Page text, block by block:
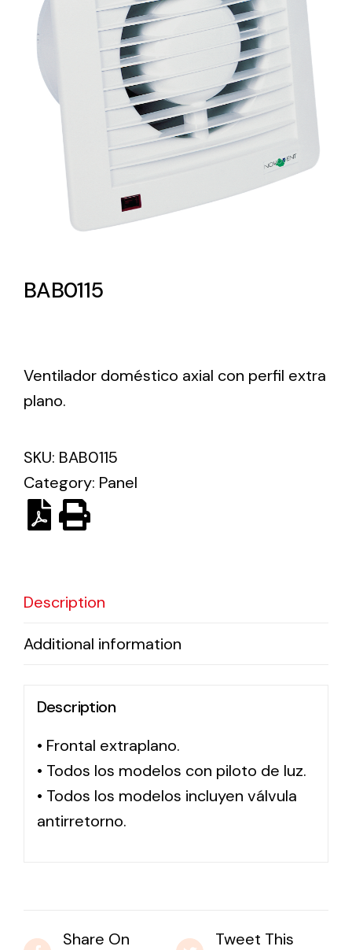
Lighting and Electrical
Equipment
Complete solutions in lighting and electrical
material for each project and need
ventilación industriales
Ventilation
meant a greater offer of ventilation products for
different uses
Iluminación Solar
de necesidades.
Solar lighting
Variety of solar solutions for all kinds of needs.
BAB0115
Ventilador doméstico axial con perfil extra
plano.
SKU: BAB0115
Category: Panel
Description
Additional information
Description
• Frontal extraplano.
• Todos los modelos con piloto de luz.
• Todos los modelos incluyen válvula
antirretorno.
Share On
Tweet This